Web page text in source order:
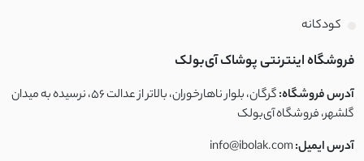
کودکانه
فروشگاه اینترنتی پوشاک آی‌بولک
آدرس فروشگاه:
گرگان، بلوار ناهارخوران، بالاتر از عدالت ۵۶، نرسیده به میدان
گلشهر، فروشگاه آی‌بولک
آدرس ایمیل:info@ibolak.com